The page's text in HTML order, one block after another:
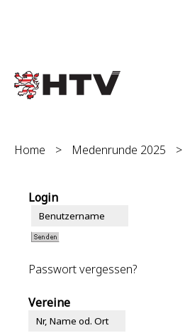
Home > Medenrunde 2025 >
Login
Passwort vergessen?
Vereine